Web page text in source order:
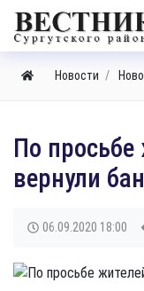
Новости
​По
вернули
06.09.2020 18:00